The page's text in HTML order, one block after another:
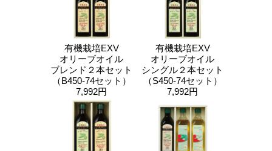
有機栽培EXV
オリーブオイル
ブレンド２本セット
（B450-74セット）
7,992円
有機栽培EXV
オリーブオイル
シングル２本セット
（S450-74セット）
7,992円